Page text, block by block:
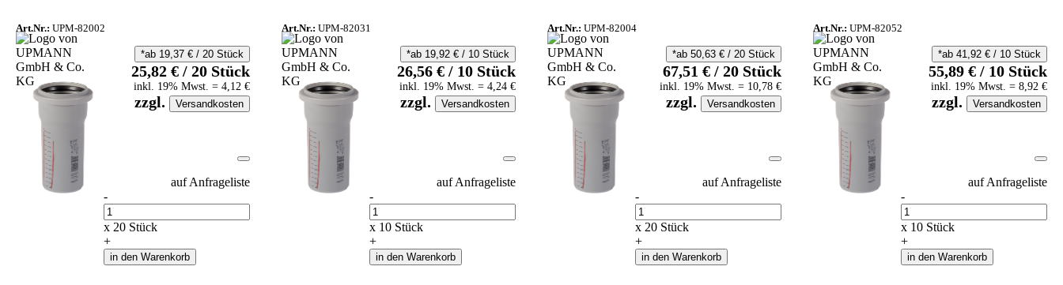
Art.Nr.: UPM-82002
auf Anfrageliste
-
Anzahl
x 20 Stück
+
in den Warenkorb
*ab 19,37 €/ 20 Stück
25,82 €/ 20 Stück
inkl. 19% Mwst. = 4,12 €
zzgl. Versandkosten
Art.Nr.: UPM-82031
auf Anfrageliste
-
Anzahl
x 10 Stück
+
in den Warenkorb
*ab 19,92 €/ 10 Stück
26,56 €/ 10 Stück
inkl. 19% Mwst. = 4,24 €
zzgl. Versandkosten
Art.Nr.: UPM-82004
auf Anfrageliste
-
Anzahl
x 20 Stück
+
in den Warenkorb
*ab 50,63 €/ 20 Stück
67,51 €/ 20 Stück
inkl. 19% Mwst. = 10,78 €
zzgl. Versandkosten
Art.Nr.: UPM-82052
auf Anfrageliste
-
Anzahl
x 10 Stück
+
in den Warenkorb
*ab 41,92 €/ 10 Stück
55,89 €/ 10 Stück
inkl. 19% Mwst. = 8,92 €
zzgl. Versandkosten